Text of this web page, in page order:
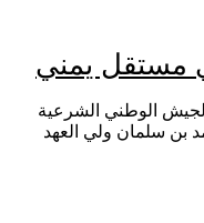
مستقل يمني
الوطني الشرعية
بن سلمان ولي العهد